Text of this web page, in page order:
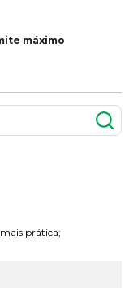
máximo
prática;